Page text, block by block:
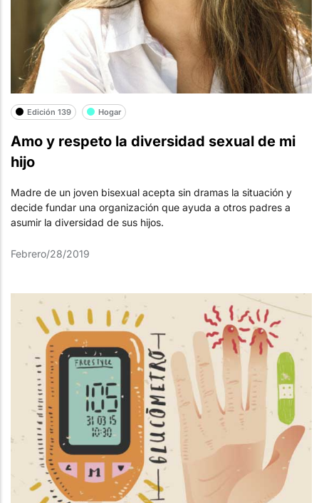
Edición 139 Hogar
Amo y respeto la diversidad sexual de mi
hijo
Madre de un joven bisexual acepta sin dramas la situación y
decide fundar una organización que ayuda a otros padres a
asumir la diversidad de sus hijos.
Febrero/28/2019